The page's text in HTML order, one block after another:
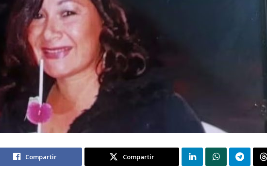
Compartir Compartir